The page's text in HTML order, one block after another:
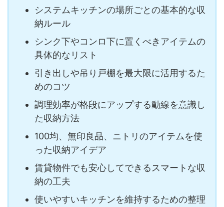
システムキッチンの場所ごとの基本的な収
納ルール
シンク下やコンロ下に置くべきアイテムの
具体的なリスト
引き出しや吊り戸棚を最大限に活用するた
めのコツ
調理効率が格段にアップする動線を意識し
た収納方法
100均、無印良品、ニトリのアイテムを使
った収納アイデア
賃貸物件でも安心してできるスマートな収
納の工夫
使いやすいキッチンを維持するための整理